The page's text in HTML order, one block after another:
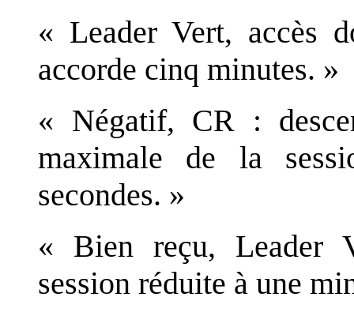
« Leader Vert, accès
accorde cinq minutes. »
« Négatif, CR :
maximale de la
secondes. »
« Bien reçu, Leader
session réduite à une